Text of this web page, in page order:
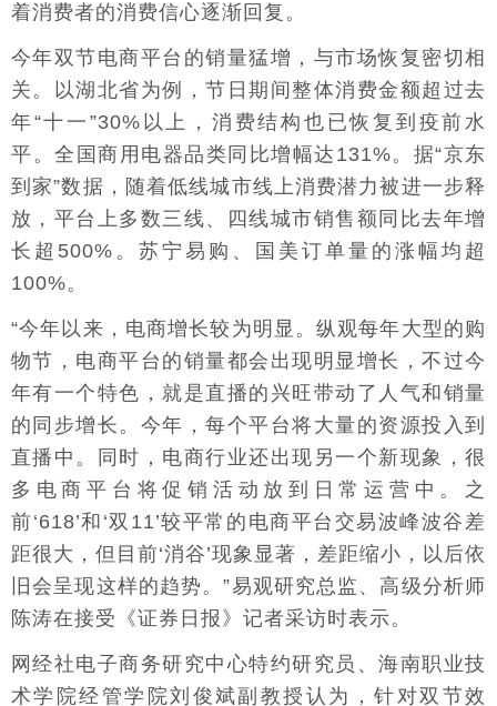
着消费者的消费信心逐渐回复。
今年双节电商平台的销量猛增，与市场恢复密切相
关。以湖北省为例，节日期间整体消费金额超过去
年“十一”30%以上，消费结构也已恢复到疫前水
平。全国商用电器品类同比增幅达131%。据“京东
到家”数据，随着低线城市线上消费潜力被进一步释
放，平台上多数三线、四线城市销售额同比去年增
长超500%。苏宁易购、国美订单量的涨幅均超
100%。
“今年以来，电商增长较为明显。纵观每年大型的购
物节，电商平台的销量都会出现明显增长，不过今
年有一个特色，就是直播的兴旺带动了人气和销量
的同步增长。今年，每个平台将大量的资源投入到
直播中。同时，电商行业还出现另一个新现象，很
多电商平台将促销活动放到日常运营中。之
前‘618’和‘双11’较平常的电商平台交易波峰波谷差
距很大，但目前‘消谷’现象显著，差距缩小，以后依
旧会呈现这样的趋势。”易观研究总监、高级分析师
陈涛在接受《证券日报》记者采访时表示。
网经社电子商务研究中心特约研究员、海南职业技
术学院经管学院刘俊斌副教授认为，针对双节效